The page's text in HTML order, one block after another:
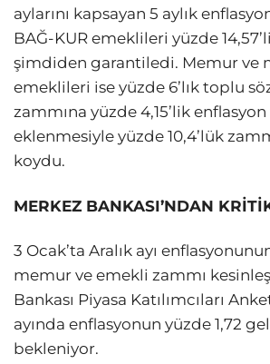
aylarını kapsayan 5 aylık
BAĞ-KUR emeklileri yüzde
şimdiden garantiledi. Memur ve
emeklileri ise yüzde 6’lık toplu
zammına yüzde 4,15’lik enflasyon
eklenmesiyle yüzde 10,4’lük
koydu.
MERKEZ BANKASI’NDAN
3 Ocak’ta Aralık ayı
memur ve emekli zammı
Bankası Piyasa Katılımcıları
ayında enflasyonun yüzde 1,72
bekleniyor.